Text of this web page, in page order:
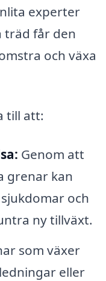
experter
träd får den
och växa
till att:
Genom att
grenar kan
och
ny tillväxt.
som växer
eller